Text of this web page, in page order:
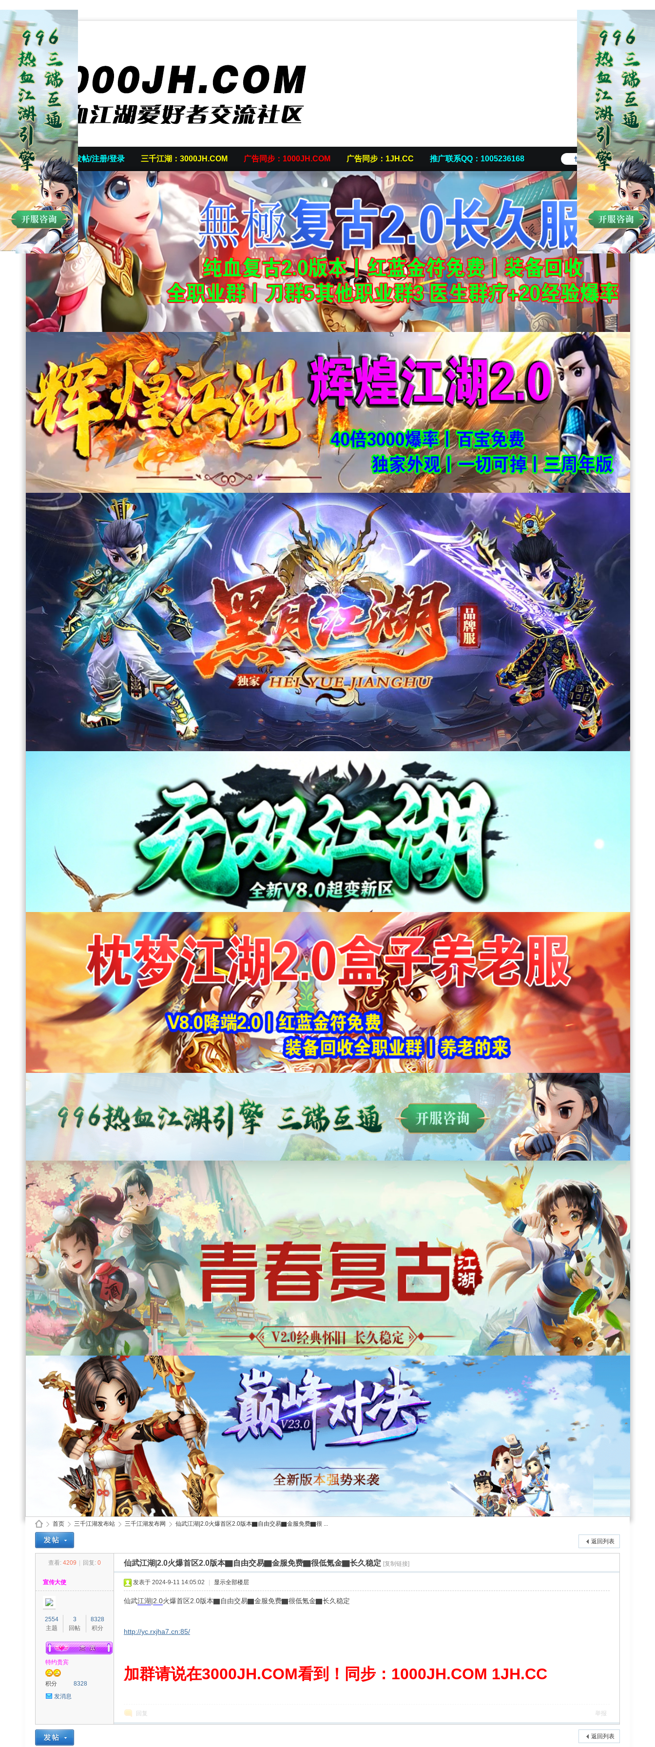
快捷导航
首页 发帖/注册/登录 三千江湖：3000JH.COM 广告同步：1000JH.COM 广告同步：1JH.CC 推广联系QQ：1005236168
首页
›
三千江湖发布站 三千江湖发布网
›
仙武江湖|2.0火爆首区2.0版本▇自由交易▇金服免费▇很 ...
返回列表
查看: 4209 回复: 0 仙武江湖|2.0火爆首区2.0版本▇自由交易▇金服免费▇很低氪金▇长久稳定 [复制链接]
宣传大使
2554
主题
3
回帖
8328
积分
特约贵宾
积分
8328
发消息
发表于 2024-9-11 14:05:02 显示全部楼层
仙武江湖|2.0火爆首区2.0版本▇自由交易▇金服免费▇很低氪金▇长久稳定
http://yc.rxjha7.cn:85/
加群请说在3000JH.COM看到！同步：1000JH.COM 1JH.CC
回复 举报
返回列表